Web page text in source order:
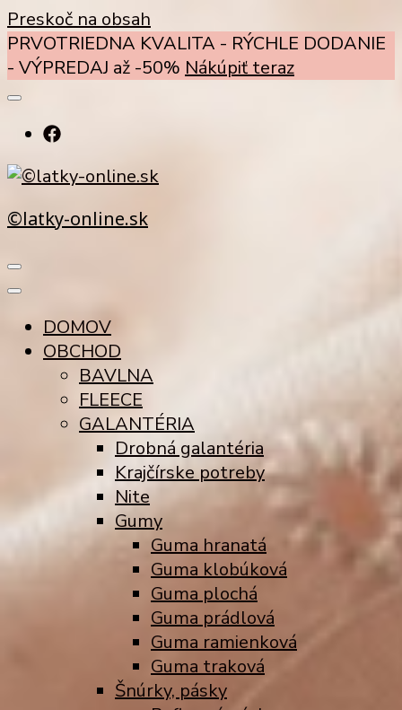
Preskoč na obsah
PRVOTRIEDNA KVALITA - RÝCHLE DODANIE
- VÝPREDAJ až -50% Nákúpiť teraz
©latky-online.sk
DOMOV
OBCHOD
BAVLNA
FLEECE
GALANTÉRIA
Drobná galantéria
Krajčírske potreby
Nite
Gumy
Guma hranatá
Guma klobúková
Guma plochá
Guma prádlová
Guma ramienková
Guma traková
Šnúrky, pásky